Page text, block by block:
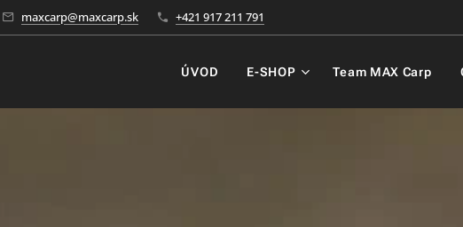
maxcarp@maxcarp.sk +421 917 211 791
ÚVOD E-SHOP Team MAX Carp